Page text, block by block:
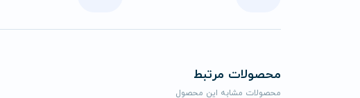
محصولات مرتبط
محصولات مشابه این محصول